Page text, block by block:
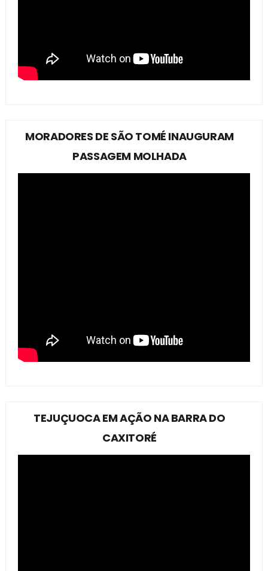
MORADORES DE SÃO TOMÉ INAUGURAM
PASSAGEM MOLHADA
TEJUÇUOCA EM AÇÃO NA BARRA DO
CAXITORÉ